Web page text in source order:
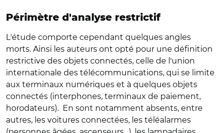
Périmètre d'analyse restrictif
L'étude comporte cependant quelques angles
morts. Ainsi les auteurs ont opté pour une définition
restrictive des objets connectés, celle de l'union
internationale des télécommunications, qui se limite
aux terminaux numériques et à quelques objets
connectés (interphones, terminaux de paiement,
horodateurs). En sont notamment absents, entre
autres, les voitures connectées, les téléalarmes